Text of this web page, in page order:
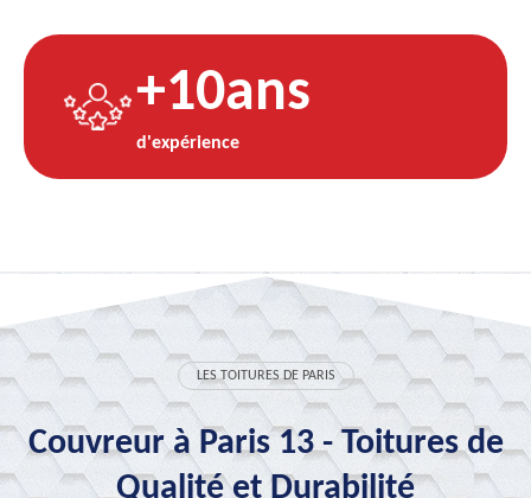
+10ans
d'expérience
LES TOITURES DE PARIS
Couvreur à Paris 13 - Toitures de
Qualité et Durabilité